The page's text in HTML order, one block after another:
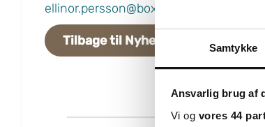
Samtykke
Ansvarlig brug af
Vi og vores 44
ellinor.persson@boxon.com
Tilbage til Nyheder